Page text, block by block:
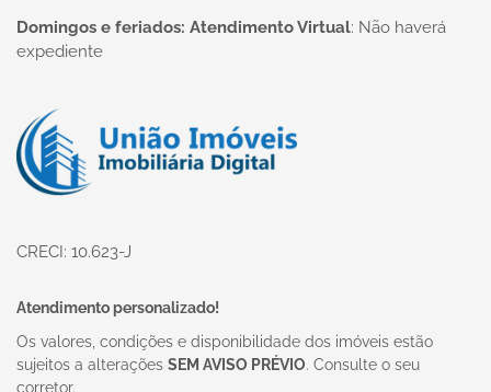
Domingos e feriados: Atendimento Virtual: Não haverá
expediente
Página inicial
CRECI: 10.623-J
Atendimento personalizado!
Os valores, condições e disponibilidade dos imóveis estão
sujeitos a alterações SEM AVISO PRÉVIO. Consulte o seu
corretor.